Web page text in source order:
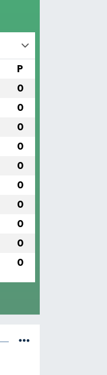
P
0
0
0
0
0
0
0
0
0
0